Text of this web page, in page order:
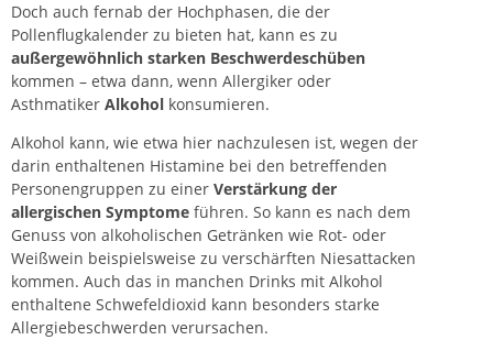
Doch auch fernab der Hochphasen, die der
Pollenflugkalender zu bieten hat, kann es zu
außergewöhnlich starken Beschwerdeschüben
kommen – etwa dann, wenn Allergiker oder
Asthmatiker Alkohol konsumieren.
Alkohol kann, wie etwa hier nachzulesen ist, wegen der
darin enthaltenen Histamine bei den betreffenden
Personengruppen zu einer Verstärkung der
allergischen Symptome führen. So kann es nach dem
Genuss von alkoholischen Getränken wie Rot- oder
Weißwein beispielsweise zu verschärften Niesattacken
kommen. Auch das in manchen Drinks mit Alkohol
enthaltene Schwefeldioxid kann besonders starke
Allergiebeschwerden verursachen.